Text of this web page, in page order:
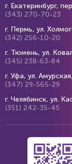
г. Екатеринбург,
(343) 270-70-23
г. Пермь, ул.
(342) 256-10-20
г. Тюмень, ул.
(345) 238-63-84
г. Уфа, ул.
(347) 29-565-29
г. Челябинск, ул.
(351) 242-35-45